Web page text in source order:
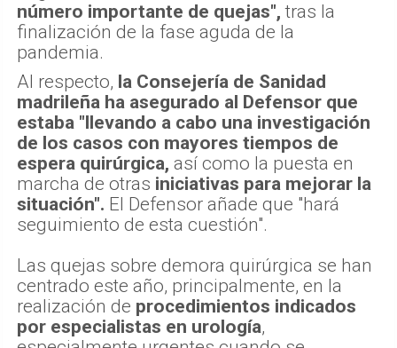
número importante de quejas", tras la
finalización de la fase aguda de la
pandemia.
Al respecto, la Consejería de Sanidad
madrileña ha asegurado al Defensor que
estaba "llevando a cabo una investigación
de los casos con mayores tiempos de
espera quirúrgica, así como la puesta en
marcha de otras iniciativas para mejorar la
situación". El Defensor añade que "hará
seguimiento de esta cuestión".
Las quejas sobre demora quirúrgica se han
centrado este año, principalmente, en la
realización de procedimientos indicados
por especialistas en urología,